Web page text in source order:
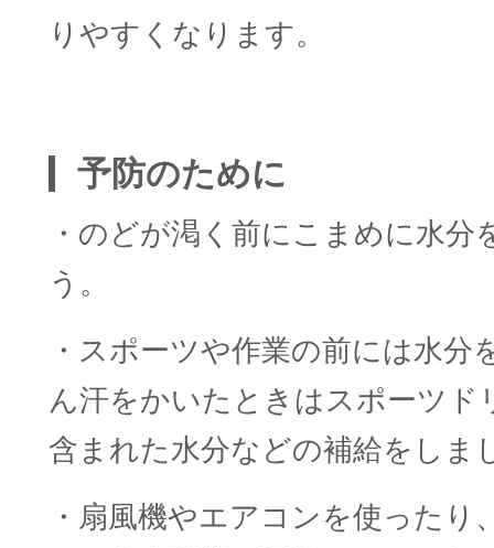
りやすくなります。
予防のために
・のどが渇く前にこまめに水分
う。
・スポーツや作業の前には水分
ん汗をかいたときはスポーツド
含まれた水分などの補給をしま
・扇風機やエアコンを使ったり